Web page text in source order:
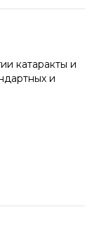
катаракты и
и